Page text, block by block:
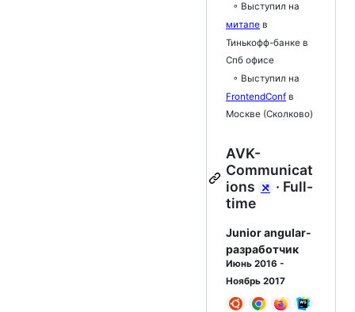
◦ Выступил на
митапе в
Тинькофф-банке в
Спб офисе
◦ Выступил на
FrontendConf в
Москве (Сколково)
AVK-
Communicat
ions
⤯ · Full-
time
Junior angular-
разработчик
Июнь 2016 -
Ноябрь 2017